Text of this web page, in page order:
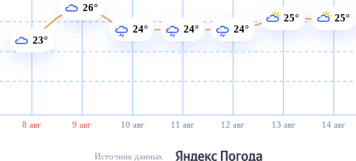
8 авг 9 авг 10 авг 11 авг 12 авг 13 авг 14 авг
23°
26°
24°
24° 24°
25° 25°
Источник данных